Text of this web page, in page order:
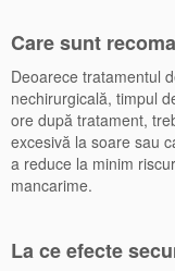
Care sunt
Deoarece tratamentul
nechirurgicală, timpul
ore după tratament,
excesivă la soare sau
a reduce la minim
mancarime.
La ce efecte